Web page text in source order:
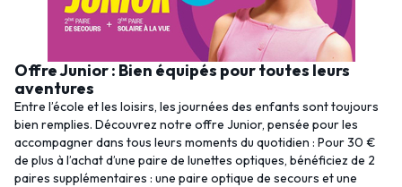
Offre Junior : Bien équipés pour toutes leurs
aventures
Entre l’école et les loisirs, les journées des enfants sont toujours
bien remplies. Découvrez notre offre Junior, pensée pour les
accompagner dans tous leurs moments du quotidien : Pour 30 €
de plus à l’achat d’une paire de lunettes optiques, bénéficiez de 2
paires supplémentaires : une paire optique de secours et une